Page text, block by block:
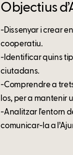
Objectius
-Dissenyar i crear
cooperatiu.
-Identificar quins
ciutadans.
-Comprendre a
los, per a mantenir
-Analitzar l'entorn
comunicar-la a